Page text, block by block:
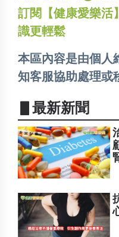
訂閱【健康愛樂活
識更輕鬆
本區內容是由個人
知客服協助處理或
▋最新新聞